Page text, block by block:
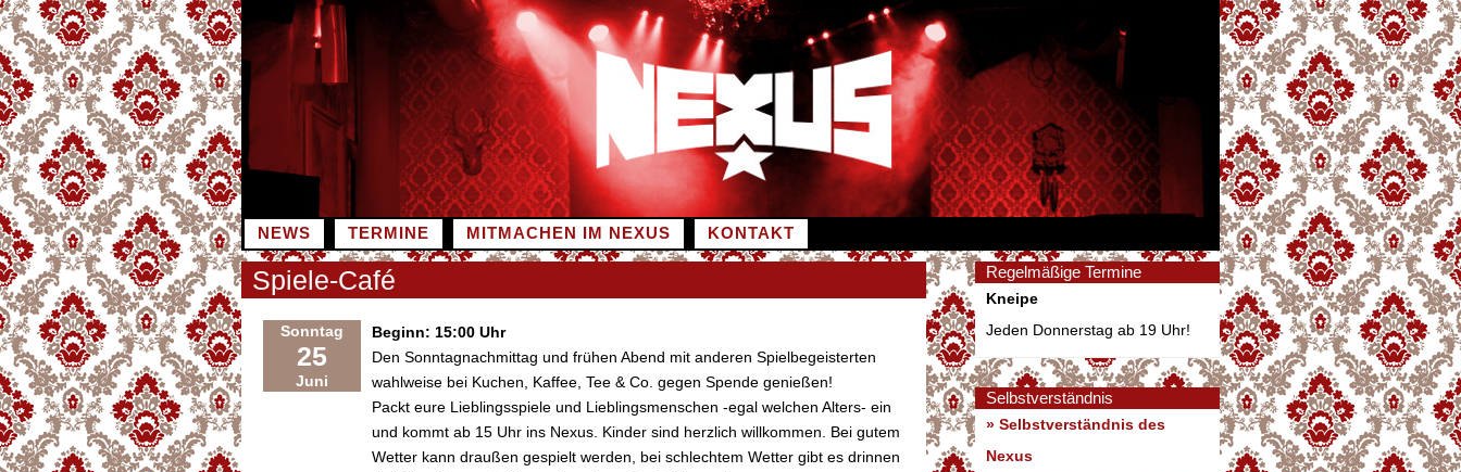
Zum
Inhalt
springen
NEWS TERMINE MITMACHEN IM NEXUS KONTAKT
Spiele-Café
Sonntag
25
Juni
Beginn: 15:00 Uhr
Den Sonntagnachmittag und frühen Abend mit anderen Spielbegeisterten
wahlweise bei Kuchen, Kaffee, Tee & Co. gegen Spende genießen!
Packt eure Lieblingsspiele und Lieblingsmenschen -egal welchen Alters- ein
und kommt ab 15 Uhr ins Nexus. Kinder sind herzlich willkommen. Bei gutem
Wetter kann draußen gespielt werden, bei schlechtem Wetter gibt es drinnen
Regelmäßige Termine
Kneipe
Jeden Donnerstag ab 19 Uhr!
Selbstverständnis
» Selbstverständnis des
Nexus